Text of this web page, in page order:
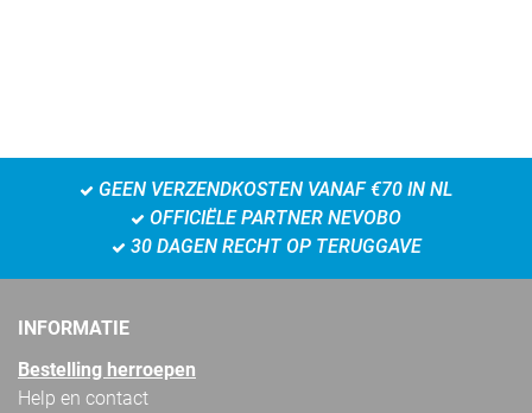
GEEN VERZENDKOSTEN VANAF €70 IN NL
OFFICIËLE PARTNER NEVOBO
30 DAGEN RECHT OP TERUGGAVE
INFORMATIE
Bestelling herroepen
Help en contact